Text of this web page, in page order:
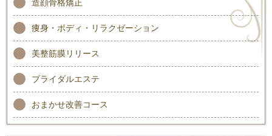
造顔骨格矯正
痩身・ボディ・リラクゼーション
美整筋膜リリース
ブライダルエステ
おまかせ改善コース